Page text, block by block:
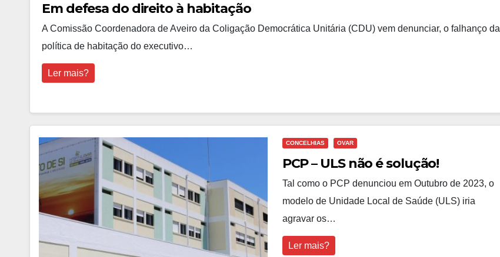
Em defesa do direito à habitação
A Comissão Coordenadora de Aveiro da Coligação Democrática Unitária (CDU) vem denunciar, o falhanço da
política de habitação do executivo…
Ler mais?
CONCELHIAS OVAR
PCP – ULS não é solução!
Tal como o PCP denunciou em Outubro de 2023, o
modelo de Unidade Local de Saúde (ULS) iria
agravar os…
Ler mais?